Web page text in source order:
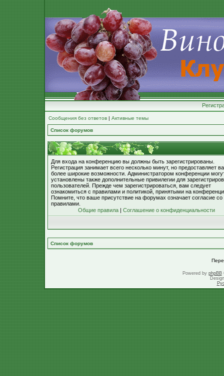
Сообщения без ответов | Активные темы
Список форумов
Для входа на конференцию вы должны быть зарегистрированы.
Регистрация занимает всего несколько минут, но предоставляет
более широкие возможности. Администратором конференции
установлены также дополнительные привилегии для
пользователей. Прежде чем зарегистрироваться, вам следует
ознакомиться с правилами и политикой, принятыми на
Помните, что ваше присутствие на форумах означает согласие со
правилами.
Общие правила | Соглашение о конфиденциальности
Список форумов
Powered by phpBB